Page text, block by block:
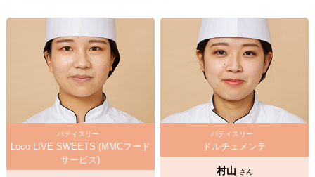
パティスリー
Loco LIVE SWEETS (MMCフード
サービス)
パティスリー
ドルチェメンテ
村山 さん